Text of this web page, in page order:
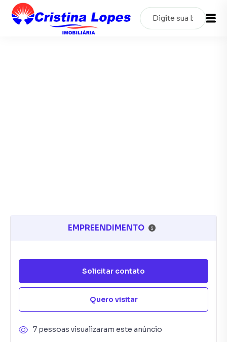
EMPREENDIMENTO
Solicitar contato
Quero visitar
7 pessoas visualizaram este anúncio